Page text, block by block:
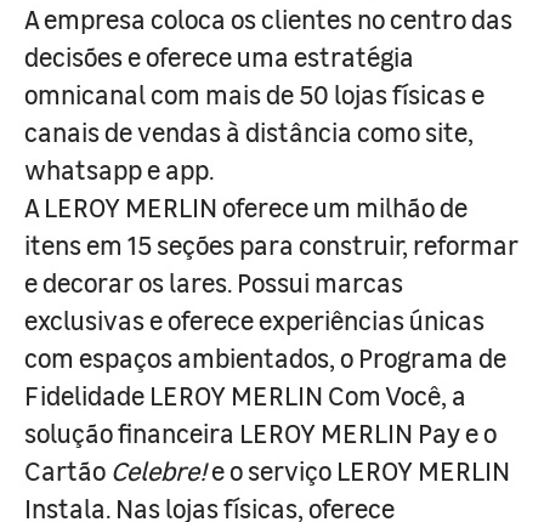
A empresa coloca os clientes no centro das
decisões e oferece uma estratégia
omnicanal com mais de 50 lojas físicas e
canais de vendas à distância como site,
whatsapp e app.
A LEROY MERLIN oferece um milhão de
itens em 15 seções para construir, reformar
e decorar os lares. Possui marcas
exclusivas e oferece experiências únicas
com espaços ambientados, o Programa de
Fidelidade LEROY MERLIN Com Você, a
solução financeira LEROY MERLIN Pay e o
Cartão Celebre!e o serviço LEROY MERLIN
Instala. Nas lojas físicas, oferece